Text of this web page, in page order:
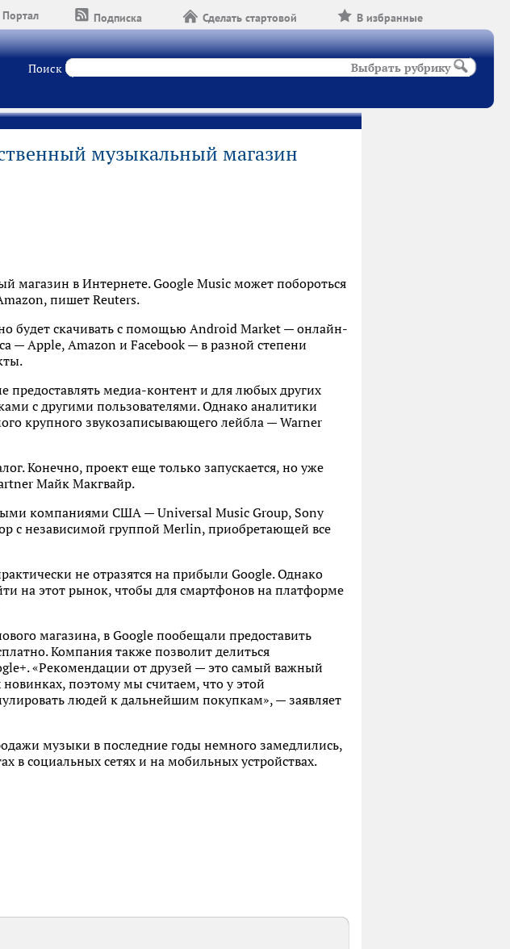
В избранные
Сделать стартовой
Подписка
Портал
Поиск Выбрать рубрику
музыкальный магазин
магазин в Интернете. Google Music может побороться
пишет Reuters.
будет скачивать с помощью Android Market — онлайн-
— Apple, Amazon и Facebook — в разной степени
предоставлять медиа-контент и для любых других
с другими пользователями. Однако аналитики
крупного звукозаписывающего лейбла — Warner
Конечно, проект еще только запускается, но уже
Майк Макгвайр.
компаниями США — Universal Music Group, Sony
с независимой группой Merlin, приобретающей все
не отразятся на прибыли Google. Однако
на этот рынок, чтобы для смартфонов на платформе
магазина, в Google пообещали предоставить
Компания также позволит делиться
«Рекомендации от друзей — это самый важный
поэтому мы считаем, что у этой
людей к дальнейшим покупкам», — заявляет
музыки в последние годы немного замедлились,
в социальных сетях и на мобильных устройствах.